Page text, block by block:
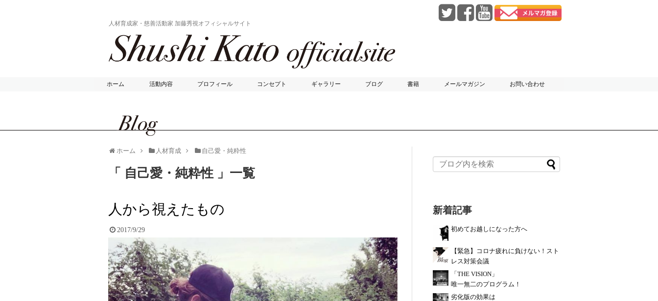
人材育成家・慈善活動家 加藤秀視オフィシャルサイト
ホーム 活動内容 プロフィール コンセプト ギャラリー ブログ 書籍 メールマガジン お問い合わせ
ホーム 人材育成 自己愛・純粋性
「 自己愛・純粋性 」一覧
人から視えたもの
2017/9/29
新着記事
初めてお越しになった方へ
【緊急】コロナ疲れに負けない！スト
レス対策会議
「THE VISION」
唯一無二のプログラム！
劣化版の効果は